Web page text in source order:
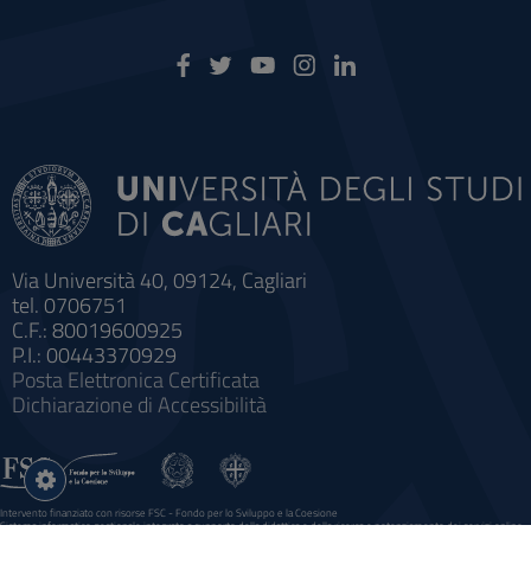
Via Università 40, 09124, Cagliari
tel. 0706751
C.F.: 80019600925
P.I.: 00443370929
Posta Elettronica Certificata
Dichiarazione di Accessibilità
Intervento finanziato con risorse FSC - Fondo per lo Sviluppo e la Coesione
Sistema informatico gestionale integrato a supporto della didattica e della ricerca e potenziamento dei servizi online
Impostazioni
cookie